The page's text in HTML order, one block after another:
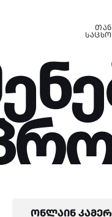
ᲝᲜᲚᲐᲘᲜ